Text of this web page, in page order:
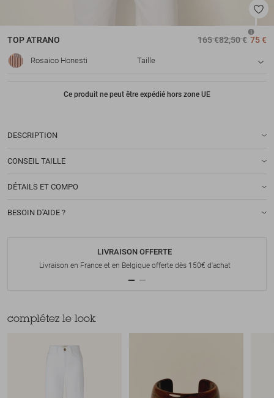
TOPATRANO 165 €82,50 € 75 €
Rosaico Honesti Taille
Ce produit ne peut être expédié hors zone UE
DESCRIPTION
CONSEIL TAILLE
DÉTAILS ET COMPO
BESOIN D'AIDE ?
LIVRAISON OFFERTE
Livraison en France et en Belgique offerte dès 150€ d'achat
complétez le look